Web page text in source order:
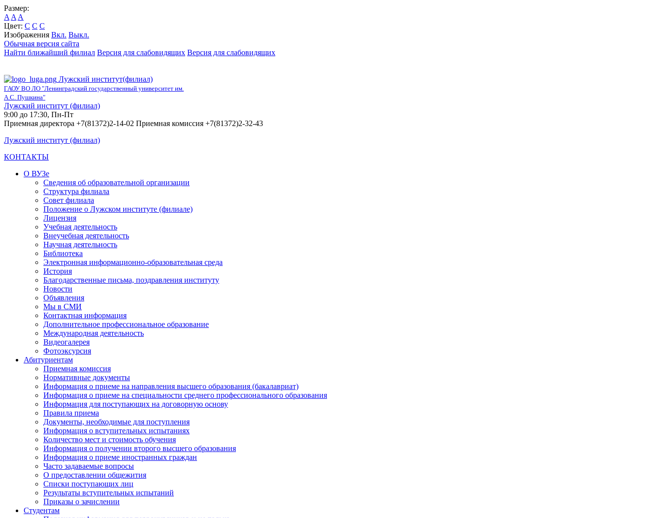
Размер:
A A A
Цвет: C C C
Изображения Вкл. Выкл.
Обычная версия сайта
Найти ближайший филиал Версия для слабовидящих Версия для слабовидящих
Лужский институт(филиал)
ГАОУ ВО ЛО "Ленинградский государственный университет им.
А.С. Пушкина"
Лужский институт (филиал)
9:00 до 17:30, Пн-Пт
Приемная директора +7(81372)2-14-02 Приемная комиссия +7(81372)2-32-43
Лужский институт (филиал)
КОНТАКТЫ
О ВУЗе
Сведения об образовательной организации
Структура филиала
Совет филиала
Положение о Лужском институте (филиале)
Лицензия
Учебная деятельность
Внеучебная деятельность
Научная деятельность
Библиотека
Электронная информационно-образовательная среда
История
Благодарственные письма, поздравления институту
Новости
Объявления
Мы в СМИ
Контактная информация
Дополнительное профессиональное образование
Международная деятельность
Видеогалерея
Фотоэксурсия
Абитуриентам
Приемная комиссия
Нормативные документы
Информация о приеме на направления высшего образования (бакалавриат)
Информация о приеме на специальности среднего профессионального образования
Информация для поступающих на договорную основу
Правила приема
Документы, необходимые для поступления
Информация о вступительных испытаниях
Количество мест и стоимость обучения
Информация о получении второго высшего образования
Информация о приеме иностранных граждан
Часто задаваемые вопросы
О предоставлении общежития
Списки поступающих лиц
Результаты вступительных испытаний
Приказы о зачислении
Студентам